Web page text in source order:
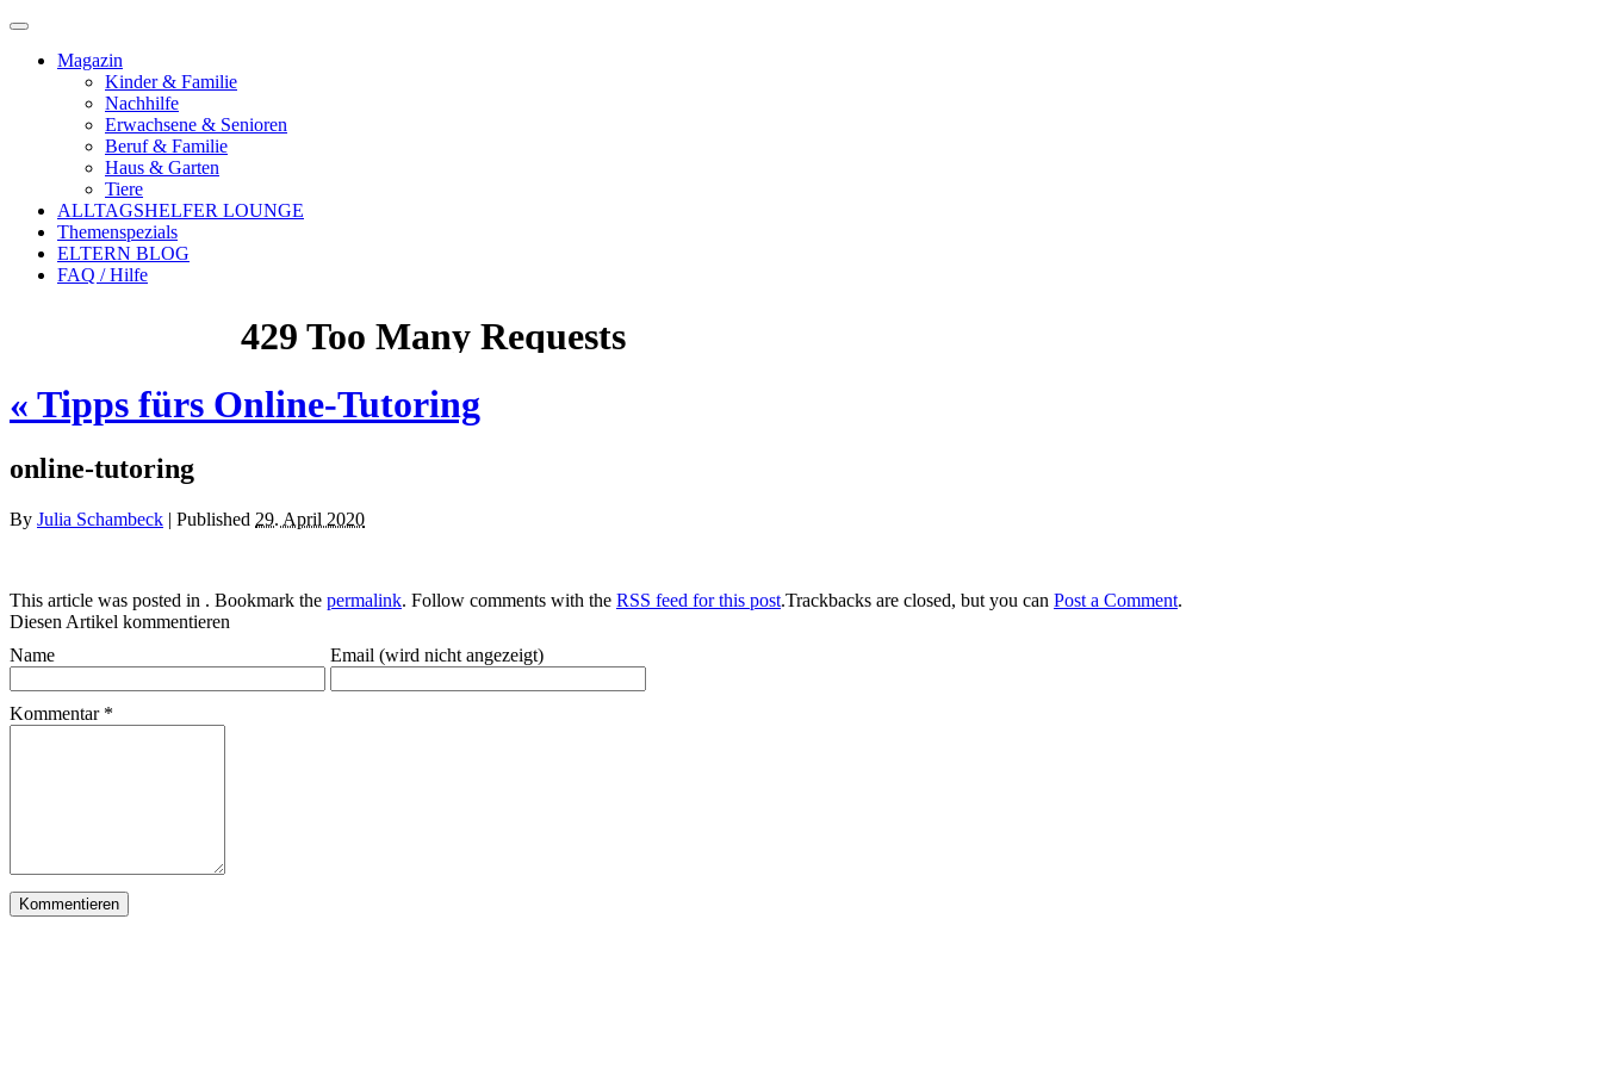
Magazin
Kinder & Familie
Nachhilfe
Erwachsene & Senioren
Beruf & Familie
Haus & Garten
Tiere
ALLTAGSHELFER LOUNGE
Themenspezials
ELTERN BLOG
FAQ / Hilfe
« Tipps fürs Online-Tutoring
online-tutoring
By Julia Schambeck | Published 29. April 2020
This article was posted in . Bookmark the permalink. Follow comments with the RSS feed for this post.Trackbacks are closed, but you can Post a Comment.
Diesen Artikel kommentieren
Name
Email (wird nicht angezeigt)
Kommentar*